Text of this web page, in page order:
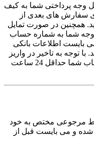
وجه پرداختی شما به کیف
سفارش های بعدی از
همچنین در صورت تمایل
وجه شما به شماره حساب
بایست اطلاعات بانکی
با توجه به تاخیر در واریز
ها از طریق درگاه پرداخت، واریز به حساب شما حداقل 24 ساعت
مرجوعی مختص به خود
و می بایست قبل از